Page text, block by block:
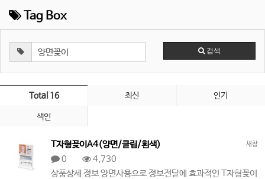
Tag Box
검색
Total 16 최신 인기
색인
새창
T자형꽂이A4(양면/클립/흰색)
0
4,730
상품상세 정보 양면사용으로 정보전달에 효과적인 T자형꽂이